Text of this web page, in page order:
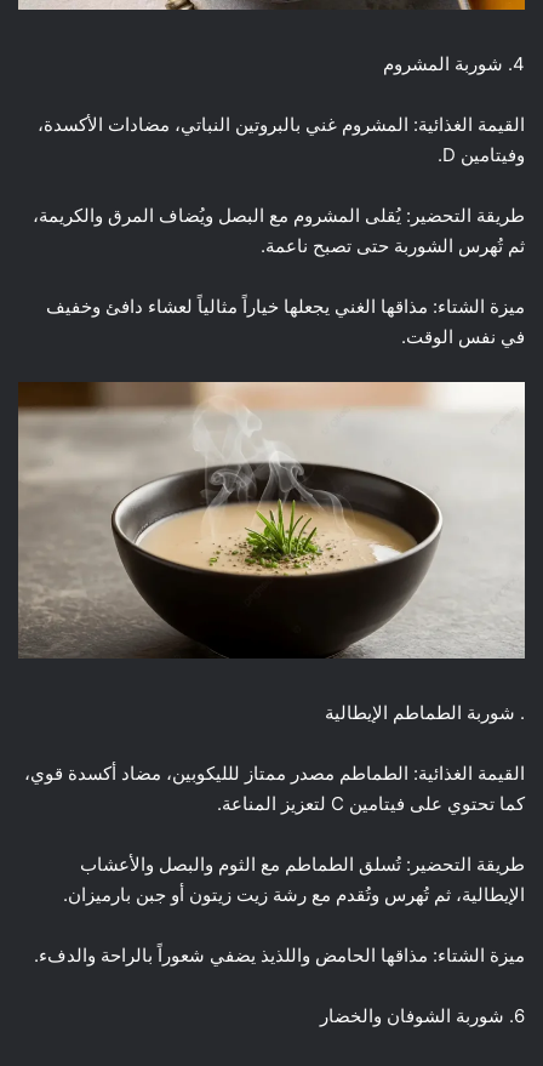
4. شوربة المشروم
القيمة الغذائية: المشروم غني بالبروتين النباتي، مضادات الأكسدة،
وفيتامين D.
طريقة التحضير: يُقلى المشروم مع البصل ويُضاف المرق والكريمة،
ثم تُهرس الشوربة حتى تصبح ناعمة.
ميزة الشتاء: مذاقها الغني يجعلها خياراً مثالياً لعشاء دافئ وخفيف
في نفس الوقت.
. شوربة الطماطم الإيطالية
القيمة الغذائية: الطماطم مصدر ممتاز للليكوبين، مضاد أكسدة قوي،
كما تحتوي على فيتامين C لتعزيز المناعة.
طريقة التحضير: تُسلق الطماطم مع الثوم والبصل والأعشاب
الإيطالية، ثم تُهرس وتُقدم مع رشة زيت زيتون أو جبن بارميزان.
ميزة الشتاء: مذاقها الحامض واللذيذ يضفي شعوراً بالراحة والدفء.
6. شوربة الشوفان والخضار